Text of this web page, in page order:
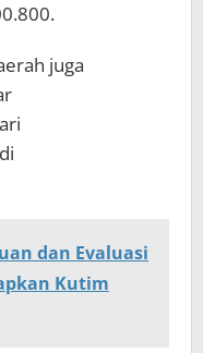
juga
dan Evaluasi
Kutim